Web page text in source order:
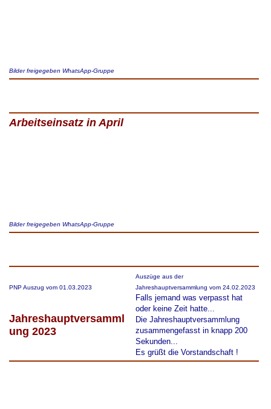
Bilder freigegeben WhatsApp-Gruppe
Arbeitseinsatz in April
Bilder freigegeben WhatsApp-Gruppe
PNP Auszug vom 01.03.2023
Jahreshauptversamml
ung 2023
Auszüge aus der
Jahreshauptversammlung vom 24.02.2023
Falls jemand was verpasst hat
oder keine Zeit hatte...
Die Jahreshauptversammlung
zusammengefasst in knapp 200
Sekunden...
Es grüßt die Vorstandschaft !